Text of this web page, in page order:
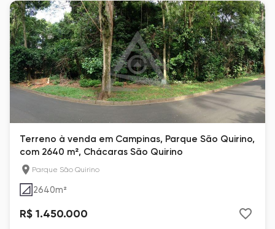
Terreno à venda em Campinas, Parque São Quirino,
com 2640 m², Chácaras São Quirino
Parque São Quirino
2640m²
R$ 1.450.000